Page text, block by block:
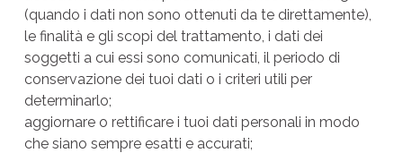
(quando i dati non sono ottenuti da te direttamente),
le finalità e gli scopi del trattamento, i dati dei
soggetti a cui essi sono comunicati, il periodo di
conservazione dei tuoi dati o i criteri utili per
determinarlo;
aggiornare o rettificare i tuoi dati personali in modo
che siano sempre esatti e accurati;